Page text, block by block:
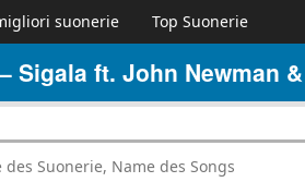
suonerie Top Suonerie
Sigala ft. John Newman